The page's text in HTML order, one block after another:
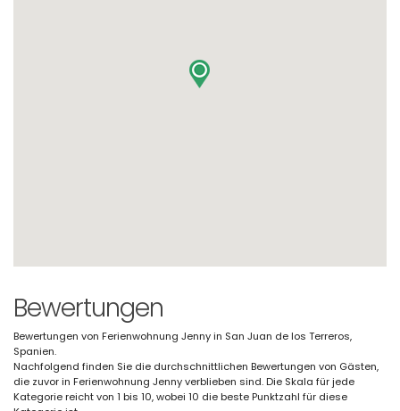
Bewertungen
Bewertungen von Ferienwohnung Jenny in San Juan de los Terreros,
Spanien.
Nachfolgend finden Sie die durchschnittlichen Bewertungen von Gästen,
die zuvor in Ferienwohnung Jenny verblieben sind. Die Skala für jede
Kategorie reicht von 1 bis 10, wobei 10 die beste Punktzahl für diese